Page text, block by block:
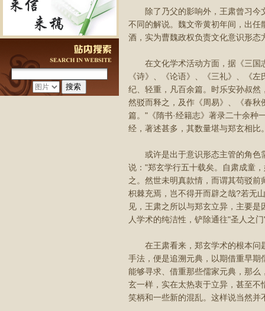
除了乃父的影响外，王肃曾习今文
不同的解说。魏文帝黄初年间，出
酒，实为曹魏政权负责文化意识形态
在文化学术活动方面，据《三国志
《诗》、《论语》、《三礼》、《
纪、轻重，凡百余篇。时乐安孙叔
然驳而释之，及作《周易》、《春
篇。"《隋书·经籍志》著录二十余种
经，著述甚多，其数量堪与郑玄相比
或许是出于意识形态主管的角色
说："郑玄学行五十载矣。自肃成童
之。然世未明真款情，而谓其苟驳
枳棘充焉，岂不得开而辟之哉?若无
见，王肃之所以与郑玄立异，主要
人学术的纯洁性，铲除通往"圣人之
在王肃看来，郑玄学术的根本问
手法，便是追溯元典，以期借重早
能够寻求、借重那些儒家元典，那
玄一样，实在太热衷于立异，甚至
笑柄和一些新的混乱。这样说当然